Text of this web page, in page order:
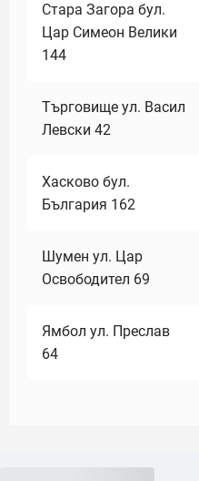
Стара Загора бул.
Цар Симеон Велики
144
Търговище ул. Васил
Левски 42
Хасково бул.
България 162
Шумен ул. Цар
Освободител 69
Ямбол ул. Преслав
64